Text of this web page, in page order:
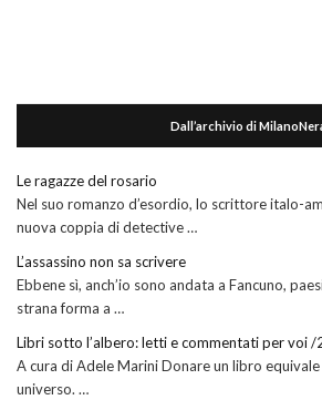
Dall’archivio di
Le ragazze del rosario
Nel suo romanzo d’esordio, lo scrittore italo-
nuova coppia di detective …
L’assassino non sa scrivere
Ebbene sì, anch’io sono andata a Fancuno,
strana forma a …
Libri sotto l’albero: letti e commentati per voi /
A cura di Adele Marini Donare un libro
universo. …